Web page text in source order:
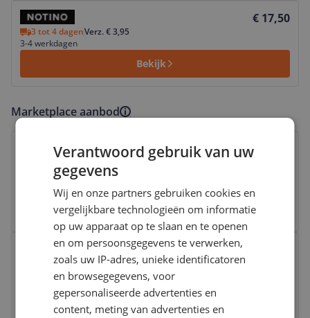
€ 17,50
3 tot 4 dagenVerz. € 3,95
3-4 werkdagen
Bekijk
Bekijk product
Marketplace aanbod
Marketplace € 15,73
Gratis verzending
Check de website voor de levertijd | Gratis bezorgd >
Bekijk product
Marketplace
24 uurGratis verzending
Gratis verzending vanaf € 25,- | 30 Dagen Bedenktijd
Bekijk
Bekijk product
Verantwoord gebruik van uw
gegevens
Wij en onze partners gebruiken cookies en
vergelijkbare technologieën om informatie
op uw apparaat op te slaan en te openen
en om persoonsgegevens te verwerken,
zoals uw IP-adres, unieke identificatoren
en browsegegevens, voor
gepersonaliseerde advertenties en
content, meting van advertenties en